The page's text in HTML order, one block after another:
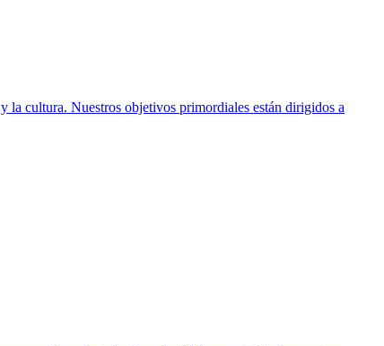
la cultura. Nuestros objetivos primordiales están dirigidos a